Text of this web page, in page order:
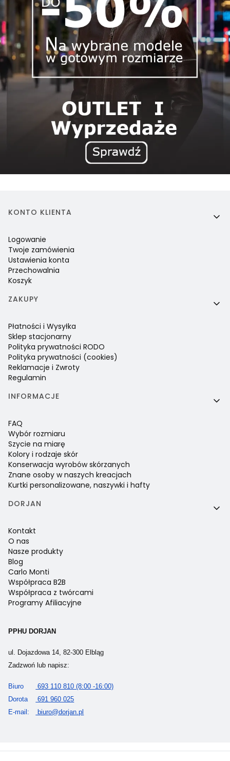
Linki w stopce
KONTO KLIENTA
Logowanie
Twoje zamówienia
Ustawienia konta
Przechowalnia
Koszyk
ZAKUPY
Płatności i Wysyłka
Sklep stacjonarny
Polityka prywatności RODO
Polityka prywatności (cookies)
Reklamacje i Zwroty
Regulamin
INFORMACJE
FAQ
Wybór rozmiaru
Szycie na miarę
Kolory i rodzaje skór
Konserwacja wyrobów skórzanych
Znane osoby w naszych kreacjach
Kurtki personalizowane, naszywki i hafty
DORJAN
Kontakt
O nas
Nasze produkty
Blog
Carlo Monti
Współpraca B2B
Współpraca z twórcami
Programy Afiliacyjne
PPHU DORJAN
ul. Dojazdowa 14, 82-300 Elbląg
Zadzwoń lub napisz:
Biuro
693 110 810 (8:00 -16:00)
Dorota
691 960 025
E-mail:
biuro@dorjan.pl